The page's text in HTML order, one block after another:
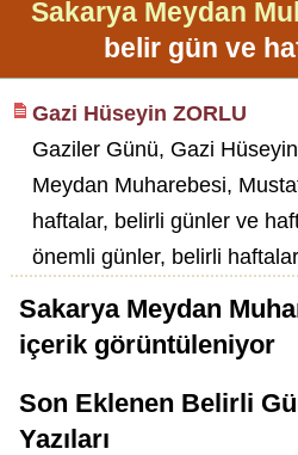
Sakarya Meydan
belir gün ve
Gazi Hüseyin ZORLU
Gaziler Günü, Gazi
Meydan Muharebesi,
haftalar, belirli günler ve
önemli günler, belirli haftalar
Sakarya Meydan
içerik görüntüleniyor
Son Eklenen Belirli
Yazıları